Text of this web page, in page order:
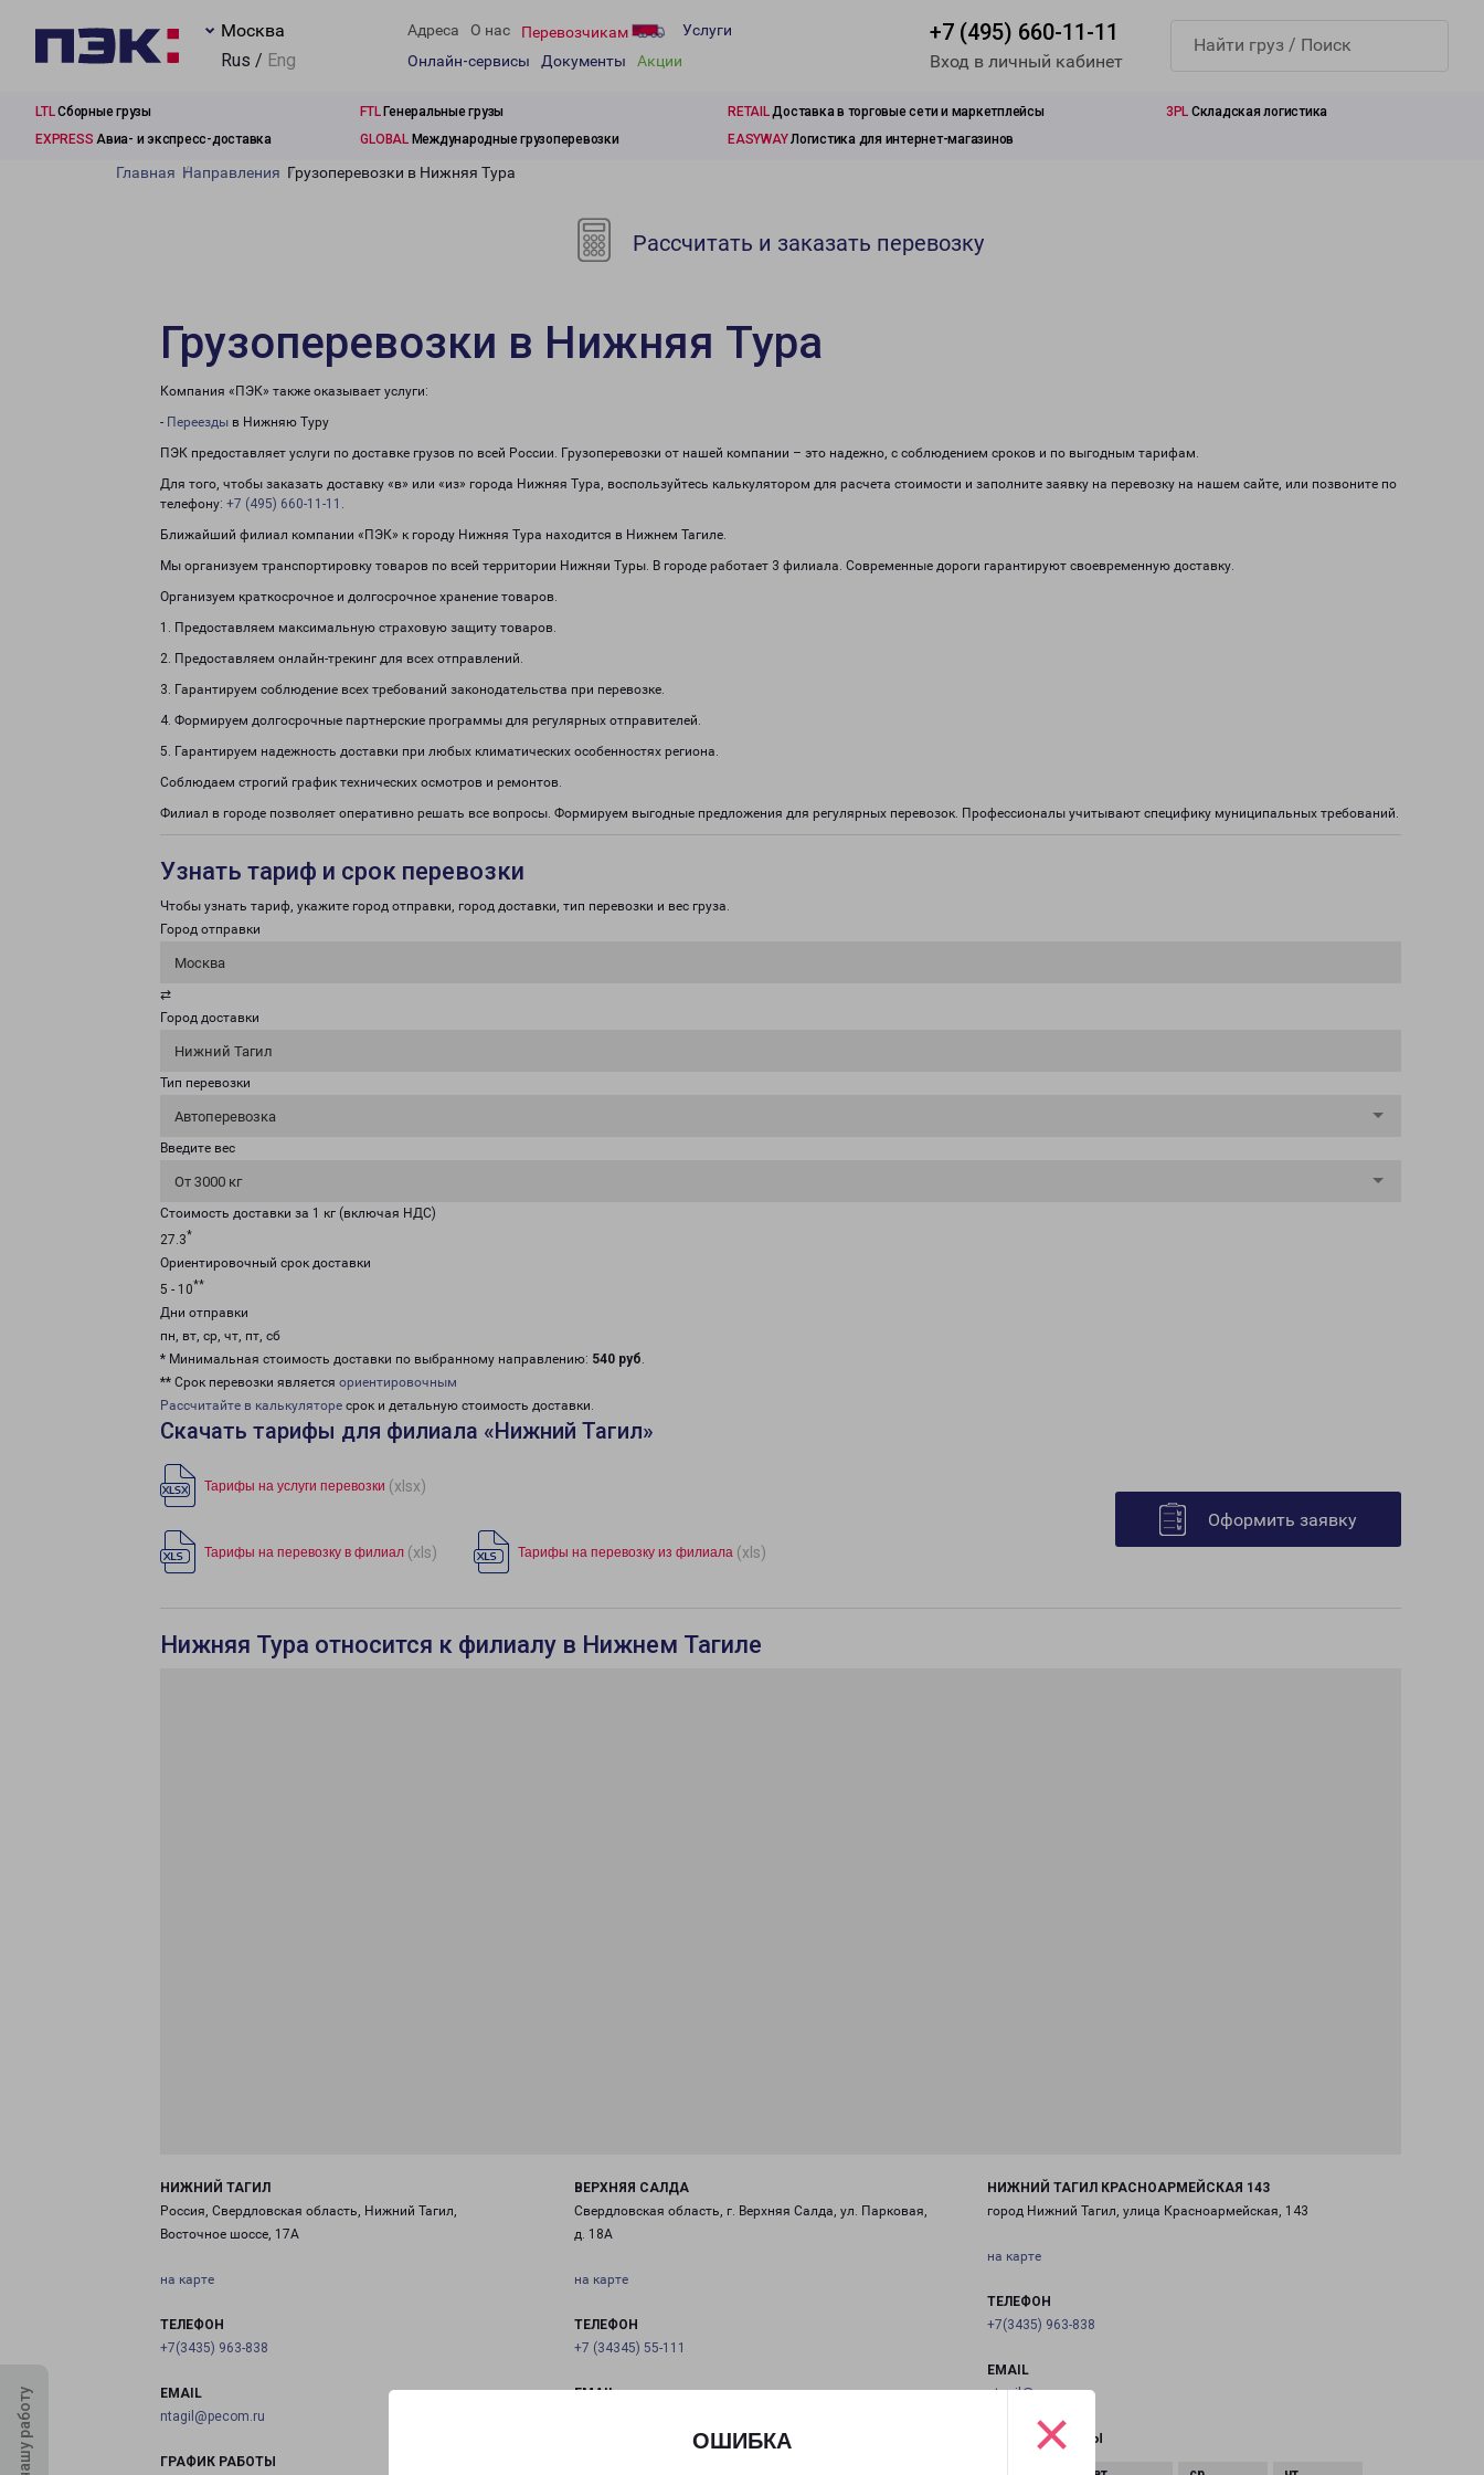
ОШИБКА ×
Москва
Rus / Eng
Адреса О нас Перевозчикам
Услуги
Онлайн-сервисы
Документы Акции
+7 (495) 660-11-11
Вход в личный кабинет
LTLСборные грузы FTLГенеральные грузы RETAILДоставка в торговые сети и маркетплейсы 3PL Складская логистика
EXPRESS Авиа- и экспресс-доставка GLOBALМеждународные грузоперевозки EASYWAYЛогистика для интернет-магазинов
Главная Направления Грузоперевозки в Нижняя Тура
Рассчитать и заказать перевозку
Грузоперевозки в Нижняя Тура
Компания «ПЭК» также оказывает услуги:
- Переезды в Нижняю Туру
ПЭК предоставляет услуги по доставке грузов по всей России. Грузоперевозки от нашей компании – это надежно, с соблюдением сроков и по выгодным тарифам.
Для того, чтобы заказать доставку «в» или «из» города Нижняя Тура, воспользуйтесь калькулятором для расчета стоимости и заполните заявку на перевозку на нашем сайте, или позвоните по
телефону: +7 (495) 660-11-11 .
Ближайший филиал компании «ПЭК» к городу Нижняя Тура находится в Нижнем Тагиле.
Мы организуем транспортировку товаров по всей территории Нижняи Туры. В городе работает 3 филиала. Современные дороги гарантируют своевременную доставку.
Организуем краткосрочное и долгосрочное хранение товаров.
1. Предоставляем максимальную страховую защиту товаров.
2. Предоставляем онлайн-трекинг для всех отправлений.
3. Гарантируем соблюдение всех требований законодательства при перевозке.
4. Формируем долгосрочные партнерские программы для регулярных отправителей.
5. Гарантируем надежность доставки при любых климатических особенностях региона.
Соблюдаем строгий график технических осмотров и ремонтов.
Филиал в городе позволяет оперативно решать все вопросы. Формируем выгодные предложения для регулярных перевозок. Профессионалы учитывают специфику муниципальных требований.
Узнать тариф и срок перевозки
Чтобы узнать тариф, укажите город отправки, город доставки, тип перевозки и вес груза.
Город отправки
Москва
⇄
Город доставки
Нижний Тагил
Тип перевозки
Автоперевозка
Введите вес
От 3000 кг
Стоимость доставки за 1 кг (включая НДС)
27.3*
Ориентировочный срок доставки
5 - 10**
Дни отправки
пн, вт, ср, чт, пт, сб
* Минимальная стоимость доставки по выбранному направлению: 540 руб.
** Срок перевозки является ориентировочным
Рассчитайте в калькуляторе срок и детальную стоимость доставки.
Скачать тарифы для филиала «Нижний Тагил»
Тарифы на услуги перевозки (xlsx)
Тарифы на перевозку в филиал (xls) Тарифы на перевозку из филиала (xls)
Оформить заявку
Нижняя Тура относится к филиалу в Нижнем Тагиле
НИЖНИЙ ТАГИЛ
Россия, Свердловская область, Нижний Тагил,
Восточное шоссе, 17А
на карте
ТЕЛЕФОН
+7(3435) 963-838
EMAIL
ntagil@pecom.ru
ГРАФИК РАБОТЫ
ВЕРХНЯЯ САЛДА
Свердловская область, г. Верхняя Салда, ул. Парковая,
д. 18А
на карте
ТЕЛЕФОН
+7 (34345) 55-111
EMAIL
НИЖНИЙ ТАГИЛ КРАСНОАРМЕЙСКАЯ 143
город Нижний Тагил, улица Красноармейская, 143
на карте
ТЕЛЕФОН
+7(3435) 963-838
EMAIL
ntagil@pecom.ru
ГРАФИК РАБОТЫ